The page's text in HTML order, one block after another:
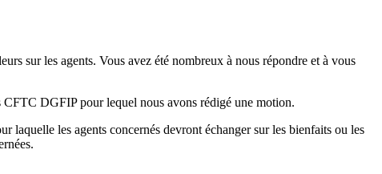
sur les agents. Vous avez été nombreux à nous répondre et à vous
DGFIP pour lequel nous avons rédigé une motion.
laquelle les agents concernés devront échanger sur les bienfaits ou les